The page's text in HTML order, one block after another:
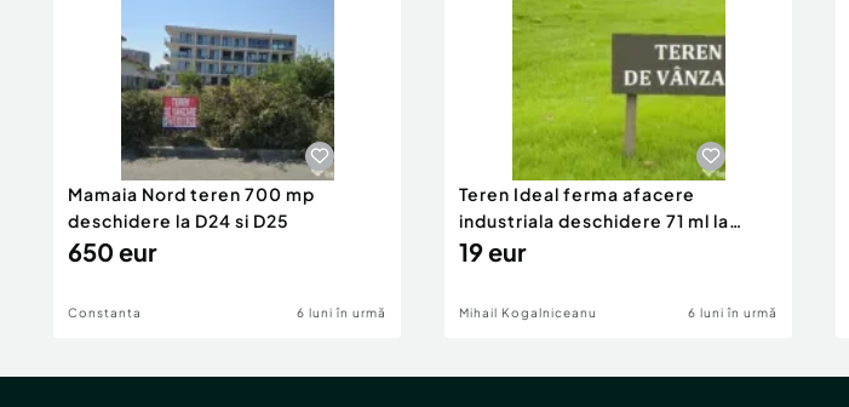
Mamaia Nord teren 700 mp
deschidere la D24 si D25
650 eur
Constanta 6 luni în urmă
Teren Ideal ferma afacere
industriala deschidere 71 ml la
DN2A
19 eur
Mihail Kogalniceanu 6 luni în urmă